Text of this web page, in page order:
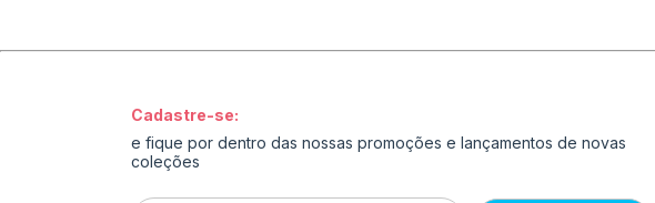
Cadastre-se:
e fique por dentro das nossas promoções e lançamentos de novas
coleções